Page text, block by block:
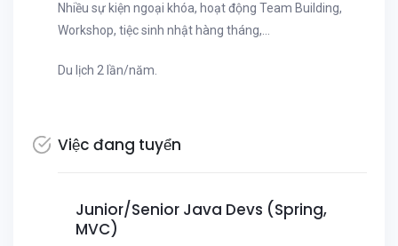
Nhiều sự kiện ngoại khóa, hoạt động Team Building,
Workshop, tiệc sinh nhật hàng tháng,...
Du lịch 2 lần/năm.
Việc đang tuyển
Junior/Senior Java Devs (Spring,
MVC)